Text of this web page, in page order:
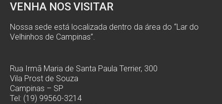
VENHA NOS VISITAR
Nossa sede está localizada dentro da área do “Lar do
Velhinhos de Campinas”.
Rua Irmã Maria de Santa Paula Terrier, 300
Vila Prost de Souza
Campinas – SP
Tel: (19) 99560-3214